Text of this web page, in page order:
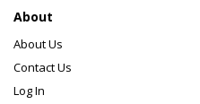
About
About Us
Contact Us
Log In